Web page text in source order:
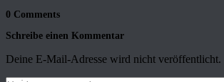
0 Comments
Schreibe einen Kommentar
Deine E-Mail-Adresse wird nicht veröffentlicht.